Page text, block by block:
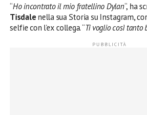
“Ho incontrato il mio fratellino Dylan“, ha
Tisdalenella sua Storia su Instagram,
selfie con l’ex collega. “Ti voglio così tanto